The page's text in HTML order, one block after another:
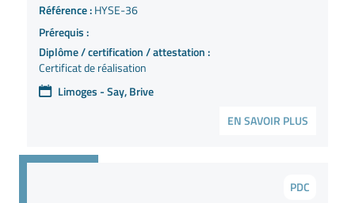
Référence :HYSE-36
Prérequis :
Diplôme / certification / attestation :
Certificat de réalisation
Limoges - Say, Brive
EN SAVOIR PLUS
PDC